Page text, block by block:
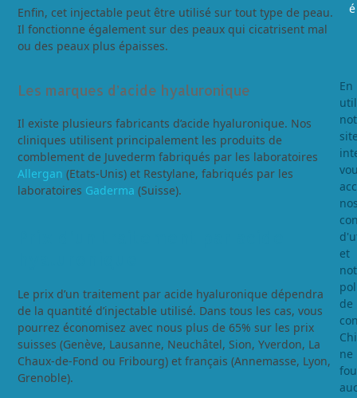
Enfin, cet injectable peut être utilisé sur tout type de peau.
Il fonctionne également sur des peaux qui cicatrisent mal
ou des peaux plus épaisses.
Les marques d’acide hyaluronique
Il existe plusieurs fabricants d’acide hyaluronique. Nos
cliniques utilisent principalement les produits de
comblement de Juvederm fabriqués par les laboratoires
Allergan (Etats-Unis) et Restylane, fabriqués par les
laboratoires Gaderma (Suisse).
Le prix d’un traitement par acide hyaluronique dépendra
de la quantité d’injectable utilisé. Dans tous les cas, vous
pourrez économisez avec nous plus de 65% sur les prix
suisses (Genève, Lausanne, Neuchâtel, Sion, Yverdon, La
Chaux-de-Fond ou Fribourg) et français (Annemasse, Lyon,
Grenoble).
é
En
et
de
ne